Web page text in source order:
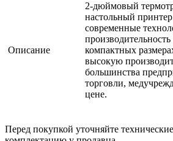
Описание
2-дюймовый
настольный
современные
компактных
высокую
большинства
торговли,
цене.
Перед покупкой уточняйте